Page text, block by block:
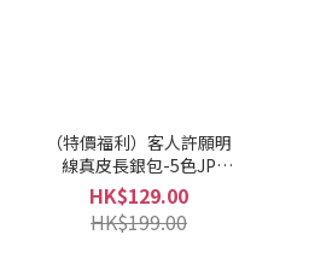
（特價福利）客人許願明
線真皮長銀包-5色JP
36825
HK$129.00
HK$199.00